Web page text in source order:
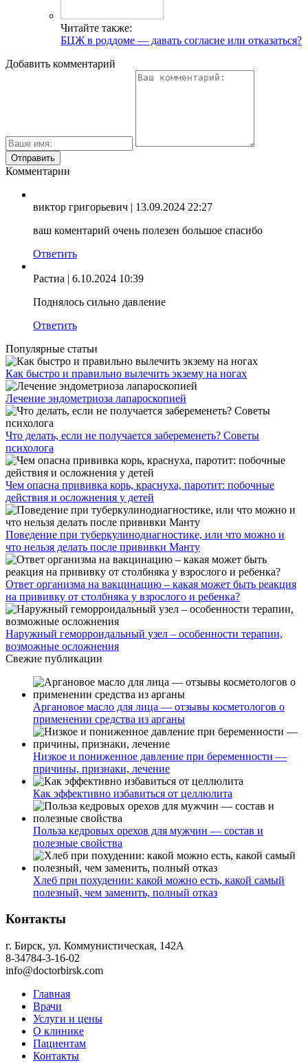
Читайте также:
БЦЖ в роддоме — давать согласие или отказаться?
Добавить комментарий
Комментарии
виктор григорьевич | 13.09.2024 22:27
ваш коментарий очень полезен большое спасибо
Ответить
Растиа | 6.10.2024 10:39
Поднялось сильно давление
Ответить
Популярные статьи
Как быстро и правильно вылечить экзему на ногах
Лечение эндометриоза лапароскопией
Что делать, если не получается забеременеть? Советы
психолога
Чем опасна прививка корь, краснуха, паротит: побочные
действия и осложнения у детей
Поведение при туберкулинодиагностике, или что можно и
что нельзя делать после прививки Манту
Ответ организма на вакцинацию – какая может быть реакция
на прививку от столбняка у взрослого и ребенка?
Наружный геморроидальный узел – особенности терапии,
возможные осложнения
Свежие публикации
Аргановое масло для лица — отзывы косметологов о
применении средства из арганы
Низкое и пониженное давление при беременности —
причины, признаки, лечение
Как эффективно избавиться от целлюлита
Польза кедровых орехов для мужчин — состав и
полезные свойства
Хлеб при похудении: какой можно есть, какой самый
полезный, чем заменить, полный отказ
Контакты
г. Бирск, ул. Коммунистическая, 142А
8-34784-3-16-02
info@doctorbirsk.com
Главная
Врачи
Услуги и цены
О клинике
Пациентам
Контакты